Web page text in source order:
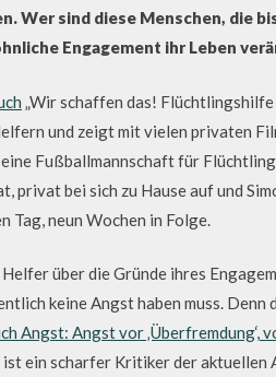
Wer sind diese Menschen, die
Engagement ihr Leben
„Wir schaffen das!
und zeigt mit vielen privaten
Fußballmannschaft für
privat bei sich zu Hause auf und
Tag, neun Wochen in Folge.
über die Gründe ihres
keine Angst haben muss.
Angst: Angst vor ‚Überfremdung‘,
ist ein scharfer Kritiker der aktuellen